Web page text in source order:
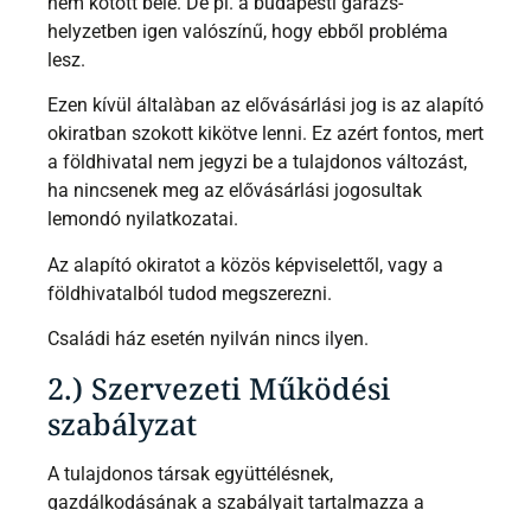
helyzetben igen valószínű, hogy ebből probléma
lesz.
Ezen kívül általàban az elővásárlási jog is az alapító
okiratban szokott kikötve lenni. Ez azért fontos, mert
a földhivatal nem jegyzi be a tulajdonos változást,
ha nincsenek meg az elővásárlási jogosultak
lemondó nyilatkozatai.
Az alapító okiratot a közös képviselettől, vagy a
földhivatalból tudod megszerezni.
Családi ház esetén nyilván nincs ilyen.
2.) Szervezeti Működési
szabályzat
A tulajdonos társak együttélésnek,
gazdálkodásának a szabályait tartalmazza a